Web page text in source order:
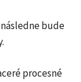
bude
procesné